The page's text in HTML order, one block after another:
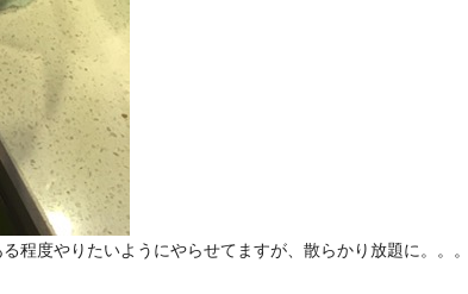
程度やりたいようにやらせてますが、散らかり放題に。。。